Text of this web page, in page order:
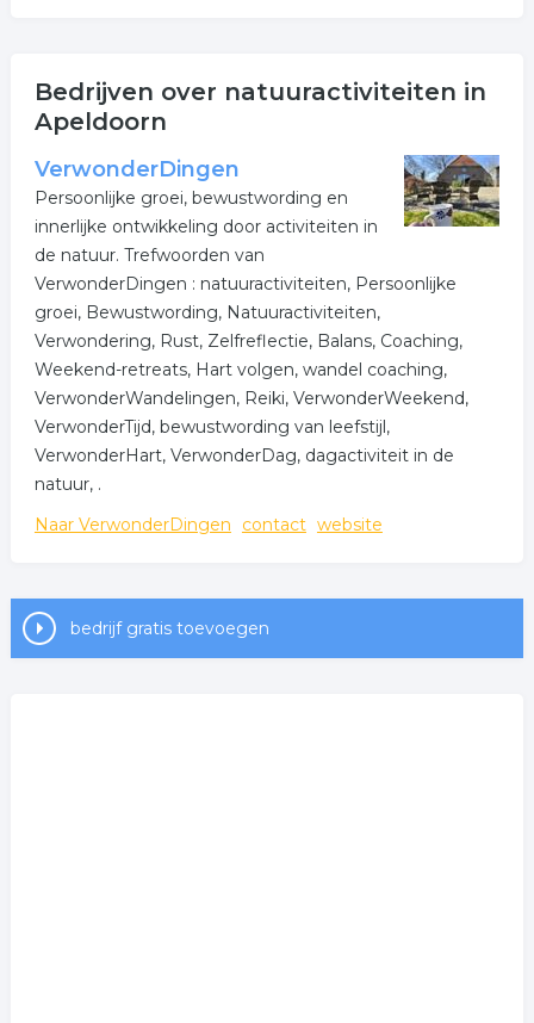
Bedrijven over natuuractiviteiten in
Apeldoorn
VerwonderDingen
Persoonlijke groei, bewustwording en
innerlijke ontwikkeling door activiteiten in
de natuur. Trefwoorden van
VerwonderDingen : natuuractiviteiten, Persoonlijke
groei, Bewustwording, Natuuractiviteiten,
Verwondering, Rust, Zelfreflectie, Balans, Coaching,
Weekend-retreats, Hart volgen, wandel coaching,
VerwonderWandelingen, Reiki, VerwonderWeekend,
VerwonderTijd, bewustwording van leefstijl,
VerwonderHart, VerwonderDag, dagactiviteit in de
natuur, .
Naar VerwonderDingen
contact website
bedrijf gratis toevoegen